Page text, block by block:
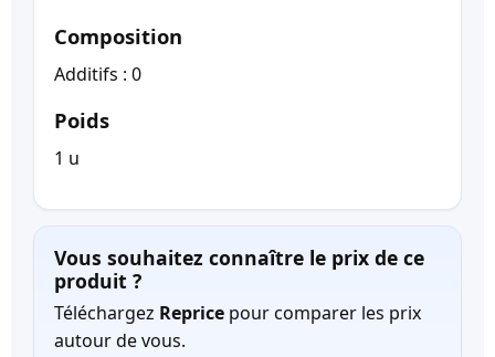
Composition
Additifs : 0
Poids
1 u
Vous souhaitez connaître le prix de ce
produit ?
Téléchargez Reprice pour comparer les prix
autour de vous.